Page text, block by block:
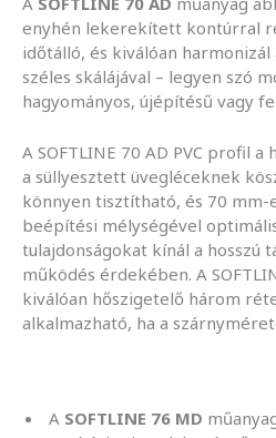
enyhén lekerekített kontúrral
időtálló, és kiválóan
széles skálájával – legyen szó
hagyományos, újépítésű vagy
A SOFTLINE 70 AD PVC profil
a süllyesztett üvegléceknek
könnyen tisztítható, és 70 mm-
beépítési mélységével
tulajdonságokat kínál a hosszú
működés érdekében. A
kiválóan hőszigetelő három
alkalmazható, ha a
A SOFTLINE 76 MD